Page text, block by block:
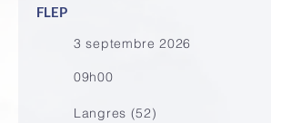
FLEP
3 septembre 2026
09h00
Langres (52)